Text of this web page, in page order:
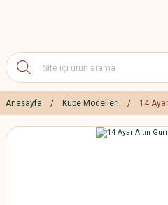
Anasayfa Küpe Modelleri 14